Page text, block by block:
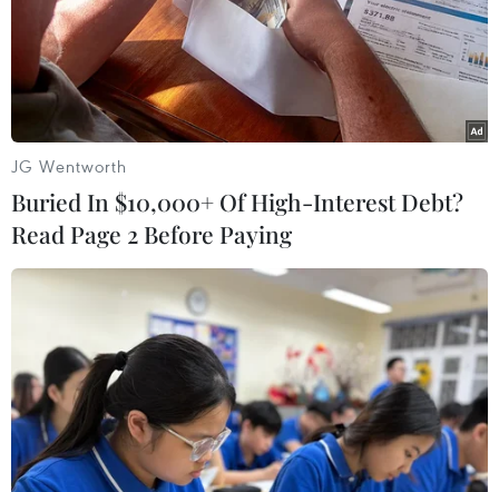
tại, vắcxin phòng bệnh dại vẫn đáp ứng đủ nhu cầu
của các đơn vị tiêm chủng.
Hà Tĩnh: Bác sỹ bị người nhà bệnh nhân
JG Wentworth
Buried In $10,000+ Of High-Interest Debt?
Read Page 2 Before Paying